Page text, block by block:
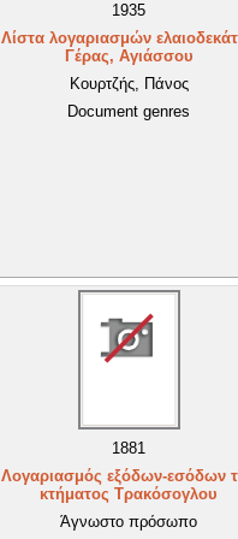
1935
Λίστα λογαριασμών
Γέρας, Αγιάσσου
Κουρτζής, Πάνος
Document genres
1881
Λογαριασμός εξόδων-εσόδων
κτήματος Τρακόσογλου
Άγνωστο πρόσωπο